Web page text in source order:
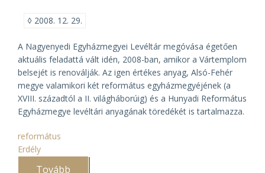
◊ 2008. 12. 29.
A Nagyenyedi Egyházmegyei Levéltár megóvása égetően
aktuális feladattá vált idén, 2008-ban, amikor a Vártemplom
belsejét is renoválják. Az igen értékes anyag, Alsó-Fehér
megye valamikori két református egyházmegyéjének (a
XVIII. századtól a II. világháborúig) és a Hunyadi Református
Egyházmegye levéltári anyagának töredékét is tartalmazza.
református
Erdély
Tovább